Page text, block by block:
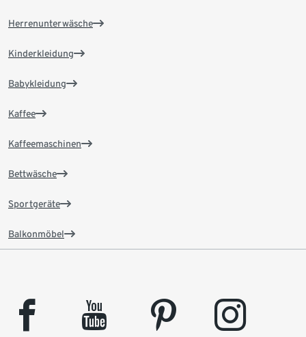
Herrenunterwäsche
Kinderkleidung
Babykleidung
Kaffee
Kaffeemaschinen
Bettwäsche
Sportgeräte
Balkonmöbel
facebook youtube pinterest instagram